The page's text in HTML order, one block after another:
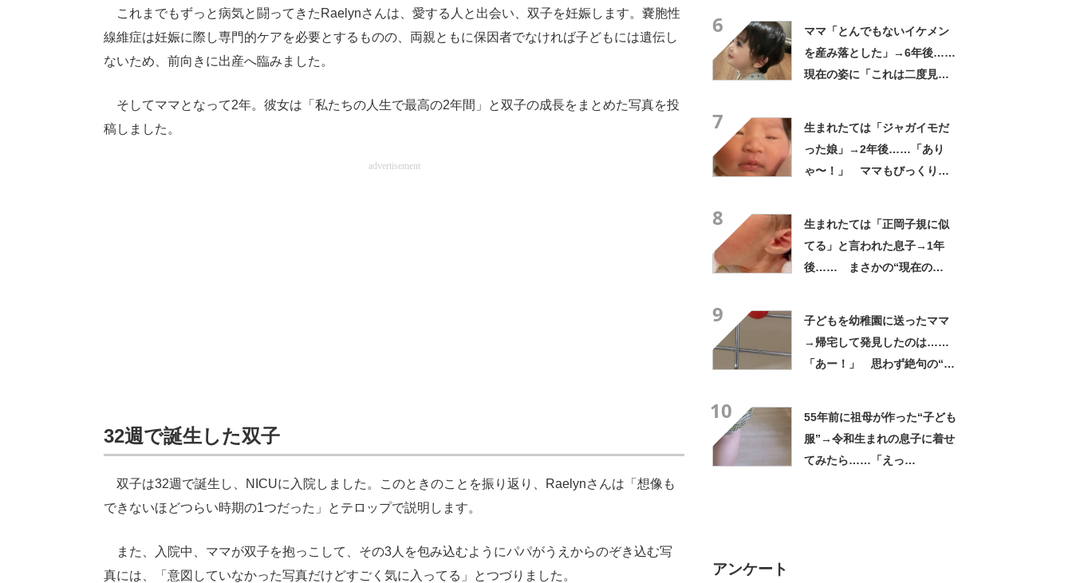
これまでもずっと病気と闘ってきたRaelynさんは、愛する人と出会い、双子を妊娠します。嚢胞性
線維症は妊娠に際し専門的ケアを必要とするものの、両親ともに保因者でなければ子どもには遺伝し
ないため、前向きに出産へ臨みました。
そしてママとなって2年。彼女は「私たちの人生で最高の2年間」と双子の成長をまとめた写真を投
稿しました。
advertisement
32週で誕生した双子
双子は32週で誕生し、NICUに入院しました。このときのことを振り返り、Raelynさんは「想像も
できないほどつらい時期の1つだった」とテロップで説明します。
また、入院中、ママが双子を抱っこして、その3人を包み込むようにパパがうえからのぞき込む写
真には、「意図していなかった写真だけどすごく気に入ってる」とつづりました。
6
ママ「とんでもないイケメン
を産み落とした」→6年後……
現在の姿に「これは二度見す
7
生まれたては「ジャガイモだ
った娘」→2年後……「あり
ゃ〜！」 ママもびっくり
8
生まれたては「正岡子規に似
てる」と言われた息子→1年
後…… まさかの“現在の
9
子どもを幼稚園に送ったママ
→帰宅して発見したのは……
「あー！」 思わず絶句の“ま
10
55年前に祖母が作った“子ども
服”→令和生まれの息子に着せ
てみたら……「えっ
アンケート